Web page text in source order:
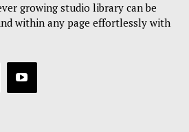
growing studio library can be
within any page effortlessly with